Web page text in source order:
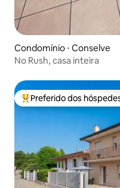
Condomínio ⋅ Conselve
No Rush, casa inteira
Entre os melhores
Preferido dos